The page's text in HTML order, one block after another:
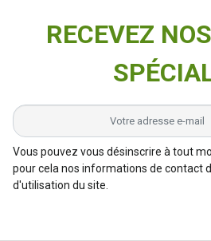
RECEVEZ
Vous pouvez vous désinscrire à tout
pour cela nos informations de contact
d'utilisation du site.